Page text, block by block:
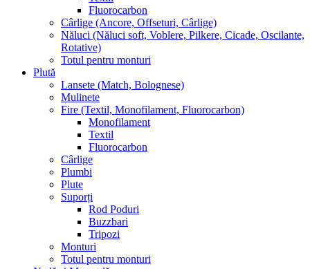
Fluorocarbon
Cârlige (Ancore, Offseturi, Cârlige)
Năluci (Năluci soft, Voblere, Pilkere, Cicade, Oscilante,
Rotative)
Totul pentru monturi
Plută
Lansete (Match, Bolognese)
Mulinete
Fire (Textil, Monofilament, Fluorocarbon)
Monofilament
Textil
Fluorocarbon
Cârlige
Plumbi
Plute
Suporți
Rod Poduri
Buzzbari
Tripozi
Monturi
Totul pentru monturi